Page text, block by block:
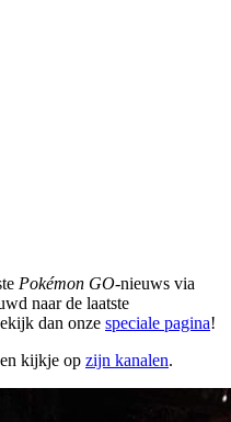
Pokémon GO-nieuws via
naar de laatste
dan onze speciale pagina!
kijkje op zijn kanalen.